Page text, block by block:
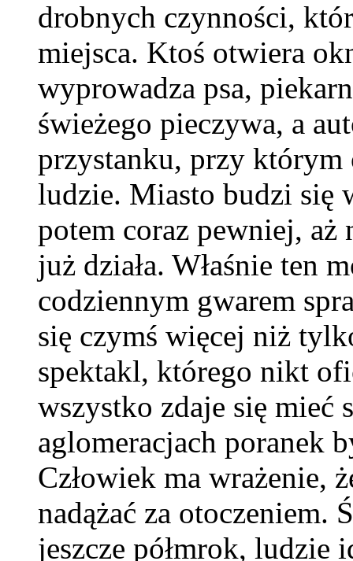
drobnych czynności,
miejsca. Ktoś otwiera
wyprowadza psa,
świeżego pieczywa, a
przystanku, przy którym
ludzie. Miasto budzi się
potem coraz pewniej, aż
już działa. Właśnie ten
codziennym gwarem
się czymś więcej niż
spektakl, którego nikt
wszystko zdaje się mieć
aglomeracjach poranek
Człowiek ma wrażenie,
nadążać za otoczeniem.
jeszcze półmrok, ludzie